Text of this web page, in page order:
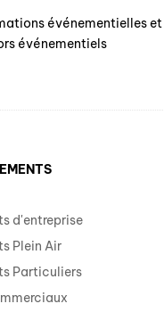
événementielles et
événementiels
d'entreprise
Plein Air
Particuliers